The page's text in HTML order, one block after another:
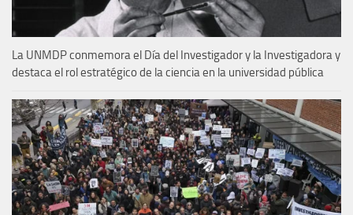
La UNMDP conmemora el Día del Investigador y la Investigadora y
destaca el rol estratégico de la ciencia en la universidad pública